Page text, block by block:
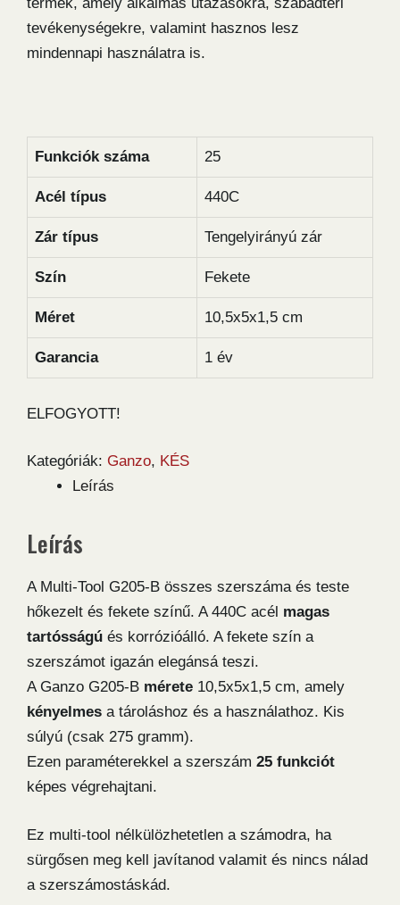
tevékenységekre, valamint hasznos lesz
mindennapi használatra is.
Funkciók száma 25
Acél típus 440C
Zár típus Tengelyirányú zár
Szín Fekete
Méret 10,5x5x1,5 cm
Garancia 1 év
ELFOGYOTT!
Kategóriák: Ganzo, KÉS
Leírás
Leírás
A Multi-Tool G205-B összes szerszáma és teste
hőkezelt és fekete színű. A 440C acél magas
tartósságú és korrózióálló. A fekete szín a
szerszámot igazán elegánsá teszi.
A Ganzo G205-B mérete 10,5x5x1,5 cm, amely
kényelmes a tároláshoz és a használathoz. Kis
súlyú (csak 275 gramm).
Ezen paraméterekkel a szerszám 25 funkciót
képes végrehajtani.
Ez multi-tool nélkülözhetetlen a számodra, ha
sürgősen meg kell javítanod valamit és nincs nálad
a szerszámostáskád.